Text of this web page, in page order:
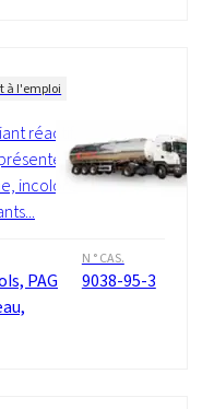
à l'emploi
réactif,
incolore
PAG
N ° CAS.
9038-95-3